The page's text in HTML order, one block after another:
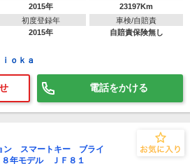
2015年
23197Km
初度登録年
2015年
車検/自賠責
自賠責保険無し
ｏｋａ
電話をかける
ン スマートキー ブライ
年モデル ＪＦ８１